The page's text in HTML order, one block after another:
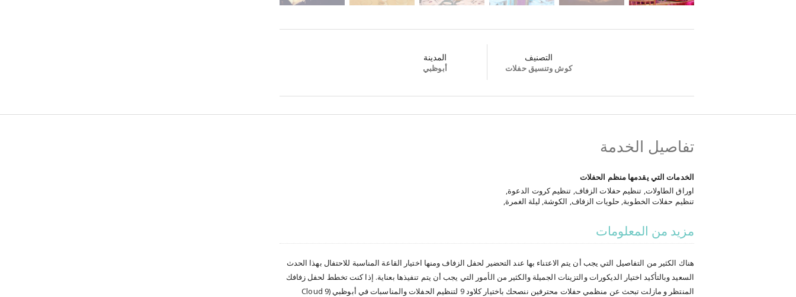
التصنيف
كوش وتنسيق حفلات
المدينة
أبوظبي
تفاصيل الخدمة
الخدمات التي يقدمها منظم الحفلات
اوراق الطاولات, تنظيم حفلات الزفاف, تنظيم كروت الدعوة,
تنظيم حفلات الخطوبة, حلويات الزفاف, الكوشة, ليلة الغمرة,
متحركة, هدايا الزفاف, التزيين بالبالونات, لافتات
مزيد من المعلومات
هناك الكثير من التفاصيل التي يجب أن يتم الاعتناء بها عند التحضير لحفل الزفاف ومنها اختيار القاعة المناسبة للاحتفال بهذا الحدث
السعيد وبالتأكيد اختيار الديكورات والتزينات الجميلة والكثير من الأمور التي يجب أن يتم تنفيذها بعناية. إذا كنت تخطط لحفل زفافك
المنتظر و مازلت تبحث عن منظمي حفلات محترفين ننصحك باختيار كلاود 9 لتنظيم الحفلات والمناسبات في أبوظبي (Cloud 9